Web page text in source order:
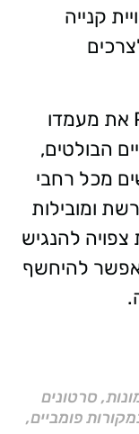
קנייה
בשנים האחרונות ביסס PLAN B את מעמדו
הבולטים,
מכל רחבי
ומובילות
להנגיש
להיחשף
סרטונים
פומביים,